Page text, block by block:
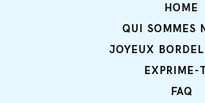
HOME
QUI SOMMES
JOYEUX
EXPRIME-
FAQ